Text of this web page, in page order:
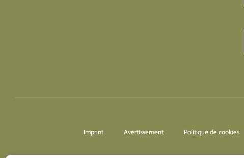
Imprint Avertissement Politique de cookies